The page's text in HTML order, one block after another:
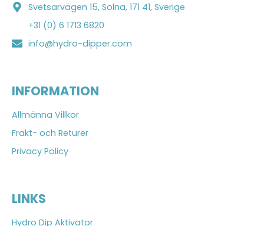
Svetsarvägen 15, Solna, 171 41, Sverige
+31 (0) 6 1713 6820
info@hydro-dipper.com
INFORMATION
Allmänna Villkor
Frakt- och Returer
Privacy Policy
LINKS
Hydro Dip Aktivator